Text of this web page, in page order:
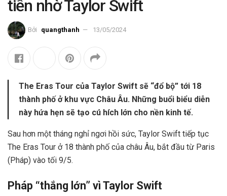
tiền nhờ Taylor Swift
Bởi quangthanh 13/05/2024
The Eras Tour của Taylor Swift sẽ “đổ bộ” tới 18
thành phố ở khu vực Châu Âu. Những buổi biểu diễn
này hứa hẹn sẽ tạo cú hích lớn cho nền kinh tế.
Sau hơn một tháng nghỉ ngơi hồi sức, Taylor Swift tiếp tục
The Eras Tour ở 18 thành phố của châu Âu, bắt đầu từ Paris
(Pháp) vào tối 9/5.
Pháp “thắng lớn” vì Taylor Swift